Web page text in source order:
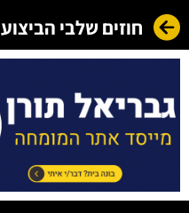
חוזים שלבי הביצוע